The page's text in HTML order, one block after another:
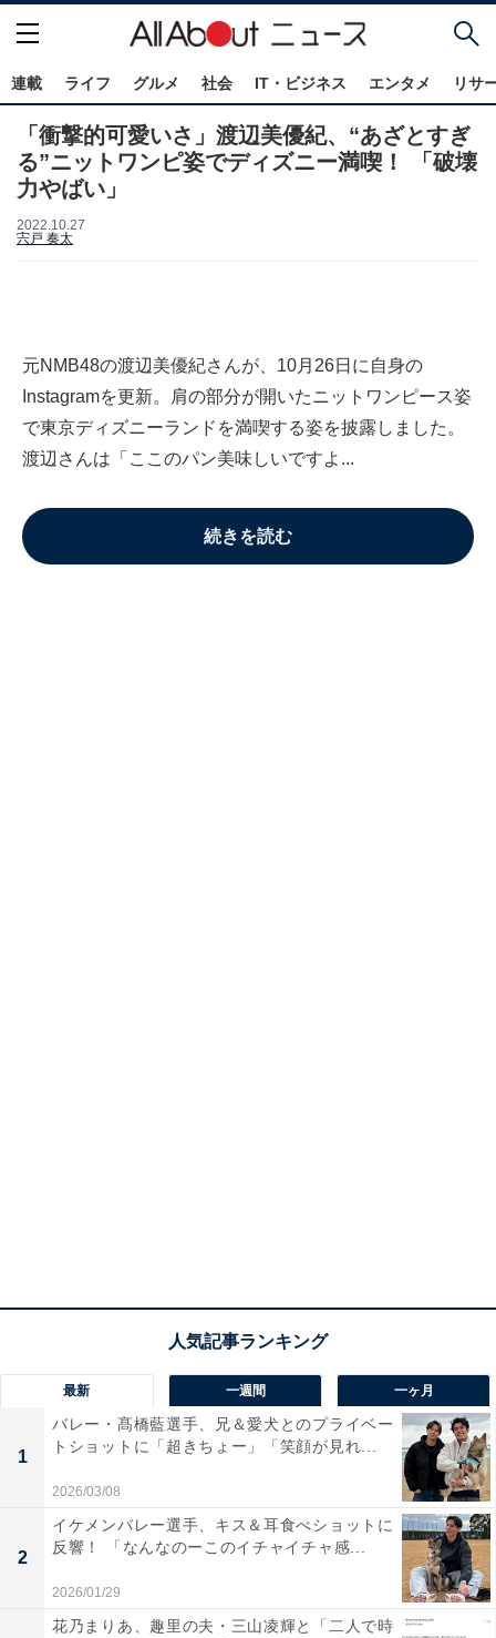
連載 ライフ グルメ 社会 IT・ビジネス エンタメ リサ
「衝撃的可愛いさ」渡辺美優紀、“あざとすぎ
る”ニットワンピ姿でディズニー満喫！ 「破壊
力やばい」
2022.10.27
宍戸 奏太
元NMB48の渡辺美優紀さんが、10月26日に自身の
Instagramを更新。肩の部分が開いたニットワンピース姿
で東京ディズニーランドを満喫する姿を披露しました。
渡辺さんは「ここのパン美味しいですよ...
続きを読む
最新 一週間 一ヶ月
1
バレー・髙橋藍選手、兄＆愛犬とのプライベー
トショットに「超きちょー」「笑顔が見れ...
2026/03/08
2
イケメンバレー選手、キス＆耳食べショットに
反響！ 「なんなのーこのイチャイチャ感...
2026/01/29
花乃まりあ、趣里の夫・三山凌輝と「二人で時